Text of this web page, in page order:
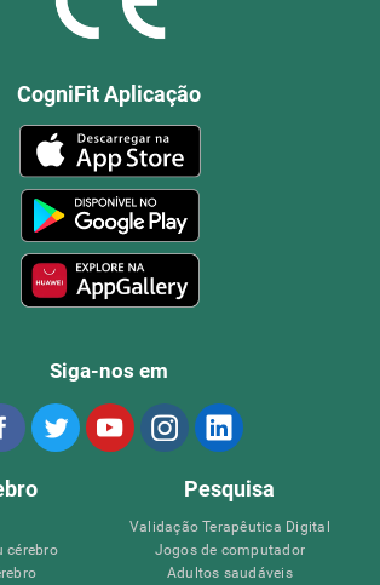
CogniFit Aplicação
Siga-nos em
cérebro
Pesquisa
Validação Terapêutica Digital
Jogos de computador
Adultos saudáveis